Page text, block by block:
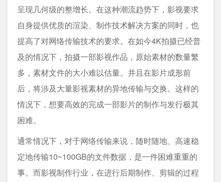
呈现几何级的整增长。在这种潮流趋势下，影视要求
自身提供优质的渲染、制作技术解决方案的同时，也
提高了对网络传输技术的要求。在如今4K拍摄已经普
及的情况下，拍摄一部影视作品，原始素材的数量繁
多，素材文件的大小难以估量。并且在影片成形前
后，将涉及大量影视素材的异地传输与交换。这样的
情况下，想要高效的完成一部影片的制作与发行极其
困难。
通常情况下，对于网络传输来说，随时随地、高速稳
定地传输10~100GB的文件数据，是一件困难重重的
事。而影视制作行业，在进行后期制作、剪辑的过程